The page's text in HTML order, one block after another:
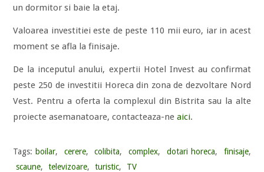
un dormitor si baie la etaj.
Valoarea investitiei este de peste 110 mii euro, iar in acest
moment se afla la finisaje.
De la inceputul anului, expertii Hotel Invest au confirmat
peste 250 de investitii Horeca din zona de dezvoltare Nord
Vest. Pentru a oferta la complexul din Bistrita sau la alte
proiecte asemanatoare, contacteaza-ne aici.
Tags: boilar, cerere, colibita, complex, dotari horeca, finisaje,
scaune, televizoare, turistic, TV